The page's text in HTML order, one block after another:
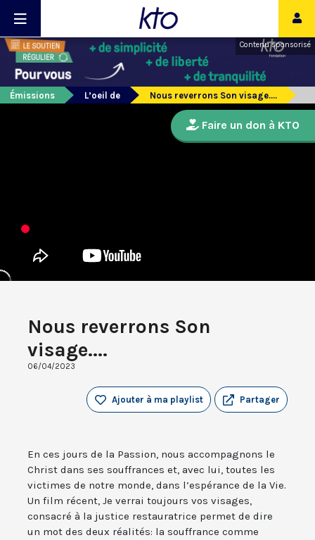
Contenu sponsorisé
Émissions L’oeil de Nous reverrons Son visage....
Nous reverrons Son
visage....
06/04/2023
Partager
Ajouter à ma playlist
En ces jours de la Passion, nous accompagnons le
Christ dans ses souffrances et, avec lui, toutes les
victimes de notre monde, dans l’espérance de la Vie.
Un film récent, Je verrai toujours vos visages,
consacré à la justice restauratrice permet de dire
un mot des deux réalités: la souffrance comme
Faire un don à KTO